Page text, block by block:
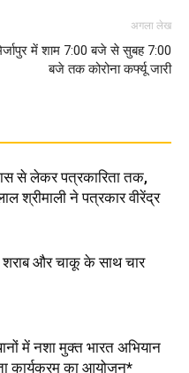
अगला लेख
में शाम 7:00 बजे से सुबह 7:00
बजे तक कोरोना कर्फ्यू जारी
से लेकर पत्रकारिता तक,
श्रीमाली ने पत्रकार वीरेंद्र
और चाकू के साथ चार
में नशा मुक्त भारत अभियान
कार्यक्रम का आयोजन*